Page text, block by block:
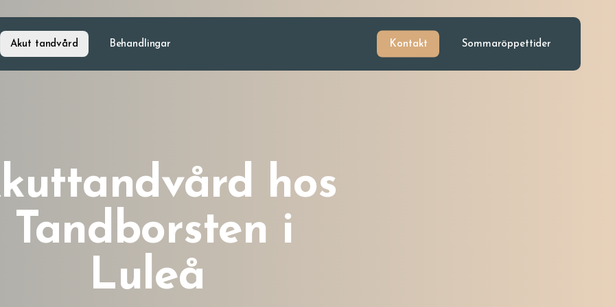
Akut tandvård Behandlingar Kontakt Sommaröppettider
hos
Tandborsten i
Luleå